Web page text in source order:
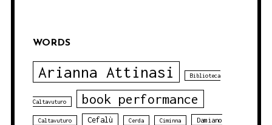
WORDS
Arianna Attinasi Biblioteca
Caltavuturo book performance
Caltavuturo Cefalù Cerda Ciminna Damiano